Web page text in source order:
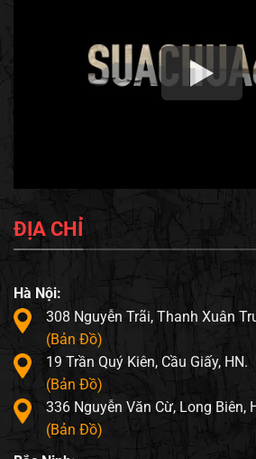
ĐỊA CHỈ
Hà Nội:
308 Nguyễn Trãi, Thanh Xuân
(Bản Đồ)
19 Trần Quý Kiên, Cầu Giấy, HN.
(Bản Đồ)
336 Nguyễn Văn Cừ, Long Biên,
(Bản Đồ)